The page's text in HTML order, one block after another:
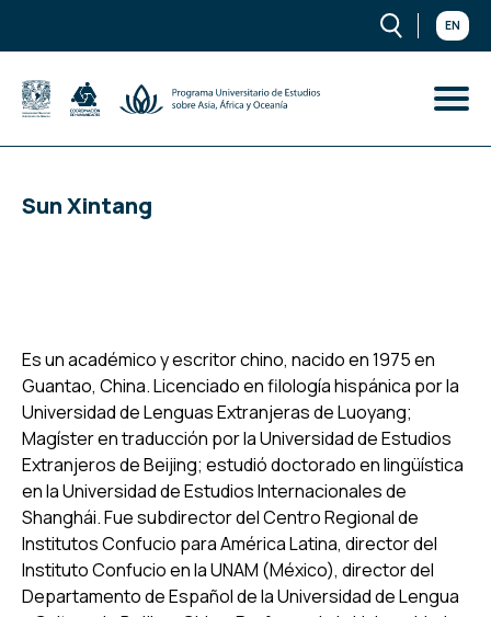
EN
Sun Xintang
Es un académico y escritor chino, nacido en 1975 en
Guantao, China. Licenciado en filología hispánica por la
Universidad de Lenguas Extranjeras de Luoyang;
Magíster en traducción por la Universidad de Estudios
Extranjeros de Beijing; estudió doctorado en lingüística
en la Universidad de Estudios Internacionales de
Shanghái. Fue subdirector del Centro Regional de
Institutos Confucio para América Latina, director del
Instituto Confucio en la UNAM (México), director del
Departamento de Español de la Universidad de Lengua